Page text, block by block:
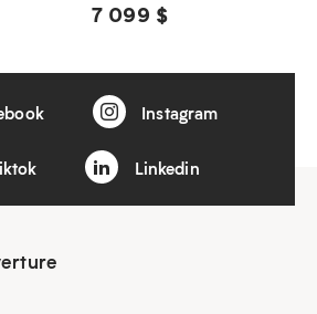
7 099 $
Instagram
Linkedin